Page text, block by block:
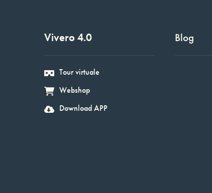
Vivero 4.0
Tour virtuale
Webshop
Download APP
Blog